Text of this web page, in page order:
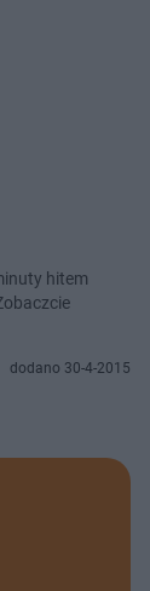
hitem
dodano 30-4-2015